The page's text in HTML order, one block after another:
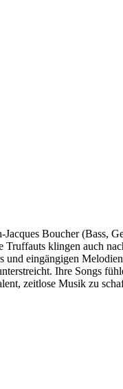
Boucher (Bass,
klingen auch
eingängigen
Ihre Songs
zeitlose Musik zu